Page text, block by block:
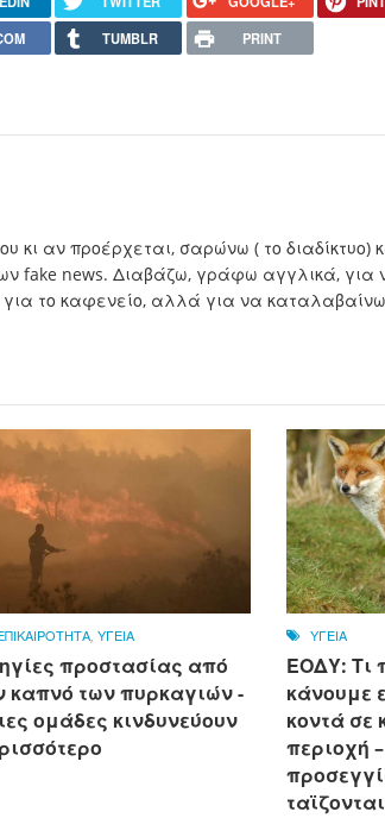
TUMBLR PRINT
κι αν προέρχεται, σαρώνω ( το διαδίκτυο)
fake news. Διαβάζω, γράφω αγγλικά, για
για το καφενείο, αλλά για να
,ΥΓΕΙΑ
προστασίας από
καπνό των πυρκαγιών -
ομάδες κινδυνεύουν
ΥΓΕΙΑ
ΕΟΔΥ: Τι
κάνουμε
κοντά σε
περιοχή
ταϊζονται